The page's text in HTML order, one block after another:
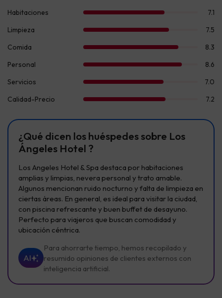
¿Qué dicen los huéspedes sobre Los
Ángeles Hotel ?
Los Angeles Hotel & Spa destaca por habitaciones
amplias y limpias, nevera personal y trato amable.
Algunos mencionan ruido nocturno y falta de limpieza en
ciertas áreas. En general, es ideal para visitar la ciudad,
con piscina refrescante y buen buffet de desayuno.
Perfecto para viajeros que buscan comodidad y
ubicación céntrica.
AI
Para ahorrarte tiempo, hemos recopilado y
resumido opiniones de clientes externos con
inteligencia artificial.